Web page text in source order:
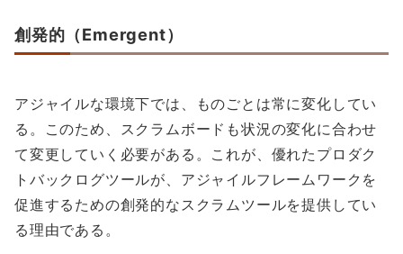
創発的（Emergent）
アジャイルな環境下では、ものごとは常に変化してい
る。このため、スクラムボードも状況の変化に合わせ
て変更していく必要がある。これが、優れたプロダク
トバックログツールが、アジャイルフレームワークを
促進するための創発的なスクラムツールを提供してい
る理由である。